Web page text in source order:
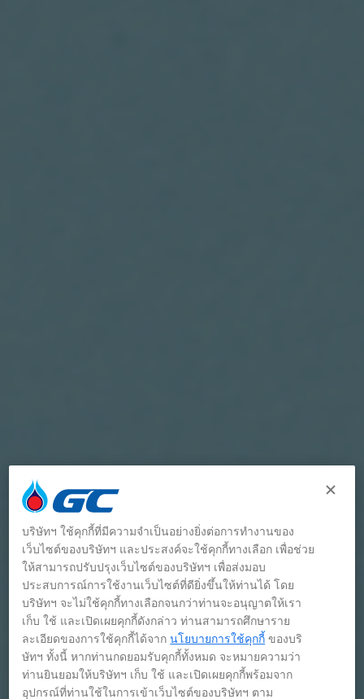
บริษัทฯ ใช้คุกกี้ที่มีความจำเป็นอย่างยิ่งต่อการทำงานของ
เว็บไซต์ของบริษัทฯ และประสงค์จะใช้คุกกี้ทางเลือก เพื่อช่วย
ให้สามารถปรับปรุงเว็บไซต์ของบริษัทฯ เพื่อส่งมอบ
ประสบการณ์การใช้งานเว็บไซต์ที่ดียิ่งขึ้นให้ท่านได้ โดย
บริษัทฯ จะไม่ใช้คุกกี้ทางเลือกจนกว่าท่านจะอนุญาตให้เรา
เก็บ ใช้ และเปิดเผยคุกกี้ดังกล่าว ท่านสามารถศึกษาราย
ละเอียดของการใช้คุกกี้ได้จากนโยบายการใช้คุกกี้ ของบริ
ษัทฯ ทั้งนี้ หากท่านกดยอมรับคุกกี้ทั้งหมด จะหมายความว่า
ท่านยินยอมให้บริษัทฯ เก็บ ใช้ และเปิดเผยคุกกี้พร้อมจาก
อุปกรณ์ที่ท่านใช้ในการเข้าเว็บไซต์ของบริษัทฯ ตาม